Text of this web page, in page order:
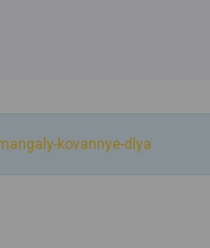
kovannye-dlya